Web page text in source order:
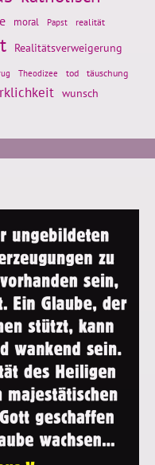
moral Papst realität
Realitätsverweigerung
Theodizee tod täuschung
wunsch